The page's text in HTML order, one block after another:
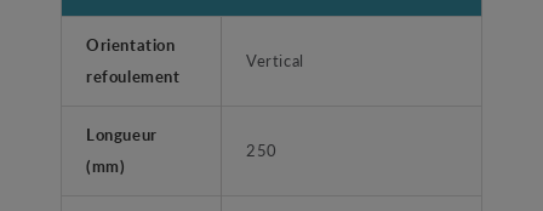
Orientation
refoulement
Vertical
Longueur
(mm)
250